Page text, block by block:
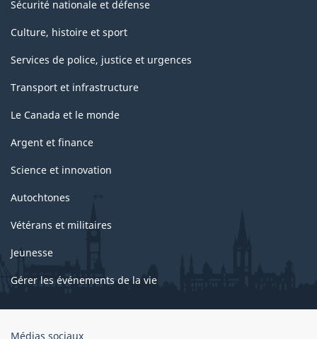
Sécurité nationale et défense
Culture, histoire et sport
Services de police, justice et urgences
Transport et infrastructure
Le Canada et le monde
Argent et finance
Science et innovation
Autochtones
Vétérans et militaires
Jeunesse
Gérer les événements de la vie
Organisation
Médias sociaux